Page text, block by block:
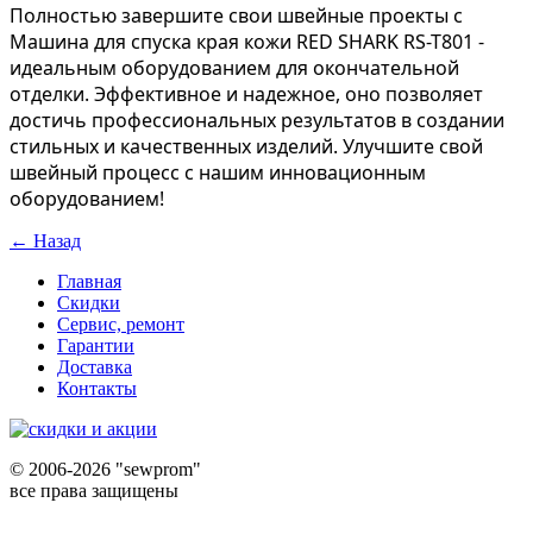
Полностью завершите свои швейные проекты с
Машина для спуска края кожи RED SHARK RS-T801 -
идеальным оборудованием для окончательной
отделки. Эффективное и надежное, оно позволяет
достичь профессиональных результатов в создании
стильных и качественных изделий. Улучшите свой
швейный процесс с нашим инновационным
оборудованием!
← Назад
Главная
Скидки
Сервис, ремонт
Гарантии
Доставка
Контакты
© 2006-2026 "sewprom"
все права защищены